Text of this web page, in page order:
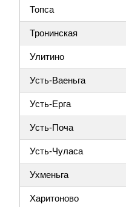
Топса
Тронинская
Улитино
Усть-Ваеньга
Усть-Ерга
Усть-Поча
Усть-Чуласа
Ухменьга
Харитоново